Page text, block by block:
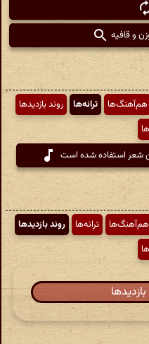
و قافیه
هم‌آهنگ‌ها ترانه‌ها
روند بازدیدها
شعر استفاده شده است
هم‌آهنگ‌ها ترانه‌ها
روند بازدیدها